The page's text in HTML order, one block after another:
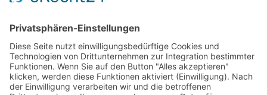
Am Dovensee 7, 23568 Lübeck